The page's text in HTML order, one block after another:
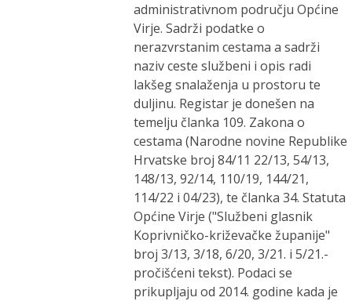
administrativnom području Općine
Virje. Sadrži podatke o
nerazvrstanim cestama a sadrži
naziv ceste službeni i opis radi
lakšeg snalaženja u prostoru te
duljinu. Registar je donešen na
temelju članka 109. Zakona o
cestama (Narodne novine Republike
Hrvatske broj 84/11 22/13, 54/13,
148/13, 92/14, 110/19, 144/21,
114/22 i 04/23), te članka 34. Statuta
Općine Virje ("Službeni glasnik
Koprivničko-križevačke županije"
broj 3/13, 3/18, 6/20, 3/21. i 5/21.-
pročišćeni tekst). Podaci se
prikupljaju od 2014. godine kada je